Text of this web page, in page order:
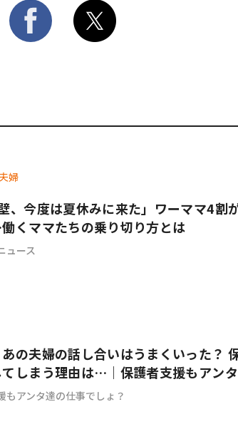
婦
、今度は夏休みに来た」ワーママ4割
くママたちの乗り切り方とは
ュース
あの夫婦の話し合いはうまくいった？
てしまう理由は…｜保護者支援もアン
もアンタ達の仕事でしょ？